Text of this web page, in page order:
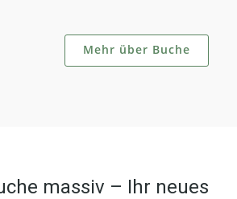
Mehr über Buche
massiv – Ihr neues